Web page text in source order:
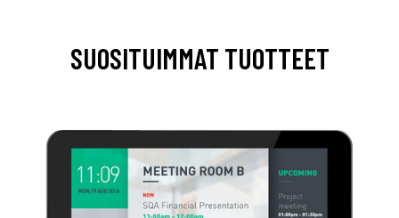
SUOSITUIMMAT TUOTTEET